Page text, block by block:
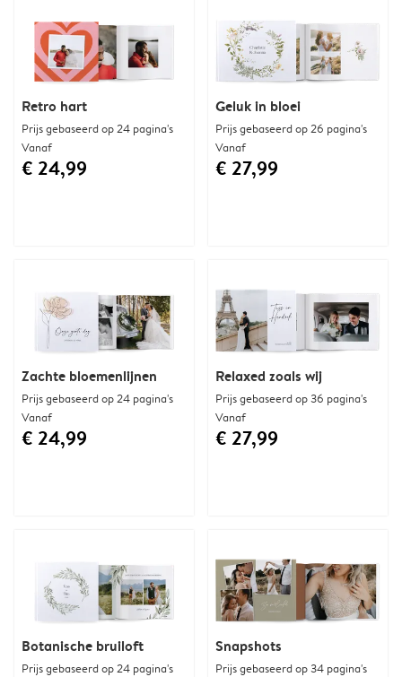
Geluk in bloei
Prijs gebaseerd op 26 pagina's
Vanaf
€ 27,99
Zachte bloemenlijnen
Prijs gebaseerd op 24 pagina's
Vanaf
€ 24,99
Relaxed zoals wij
Prijs gebaseerd op 36 pagina's
Vanaf
€ 27,99
Botanische bruiloft
Prijs gebaseerd op 24 pagina's
Snapshots
Prijs gebaseerd op 34 pagina's
Retro hart
Prijs gebaseerd op 24 pagina's
Vanaf
€ 24,99